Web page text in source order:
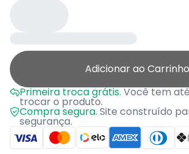
Adicionar ao Carrinho
Primeira troca grátis.Você tem
trocar o produto.
Compra segura. Site construído
segurança.